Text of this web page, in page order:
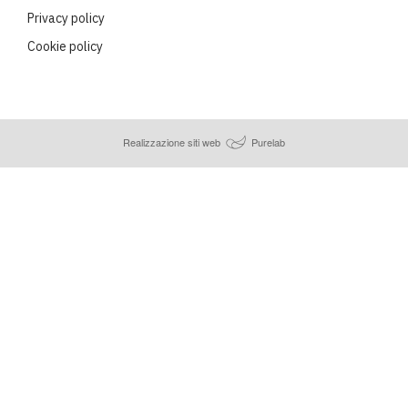
Privacy policy
Cookie policy
Realizzazione siti web Purelab